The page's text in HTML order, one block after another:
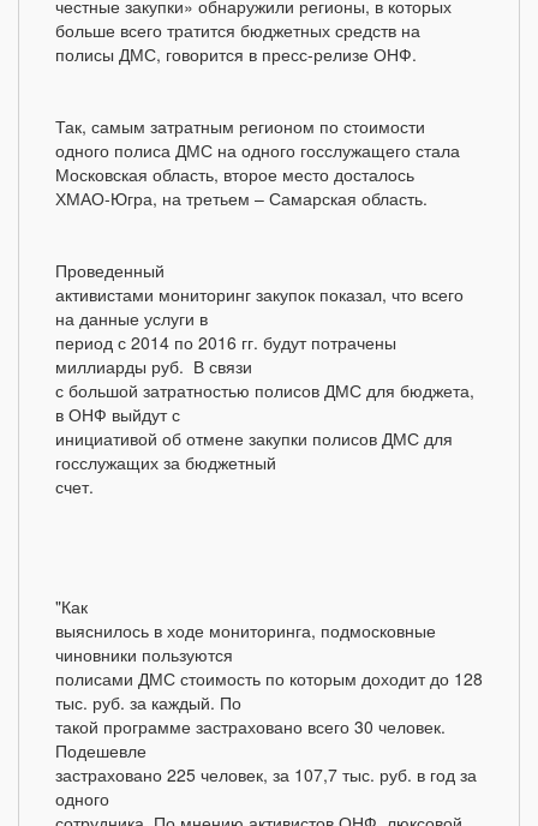
честные закупки» обнаружили регионы, в которых
больше всего тратится бюджетных средств на
полисы ДМС, говорится в пресс-релизе ОНФ.
Так, самым затратным регионом по стоимости
одного полиса ДМС на одного госслужащего стала
Московская область, второе место досталось
ХМАО-Югра, на третьем – Самарская область.
Проведенный
активистами мониторинг закупок показал, что всего
на данные услуги в
период с 2014 по 2016 гг. будут потрачены
миллиарды руб. В связи
с большой затратностью полисов ДМС для бюджета,
в ОНФ выйдут с
инициативой об отмене закупки полисов ДМС для
госслужащих за бюджетный
счет.
"Как
выяснилось в ходе мониторинга, подмосковные
чиновники пользуются
полисами ДМС стоимость по которым доходит до 128
тыс. руб. за каждый. По
такой программе застраховано всего 30 человек.
Подешевле
застраховано 225 человек, за 107,7 тыс. руб. в год за
одного